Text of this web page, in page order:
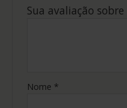
Sua avaliação
Nome *